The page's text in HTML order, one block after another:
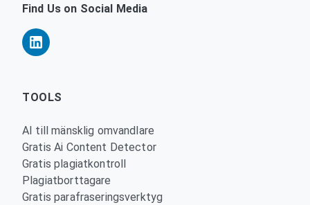
Find Us on Social Media
TOOLS
AI till mänsklig omvandlare
Gratis Ai Content Detector
Gratis plagiatkontroll
Plagiatborttagare
Gratis parafraseringsverktyg